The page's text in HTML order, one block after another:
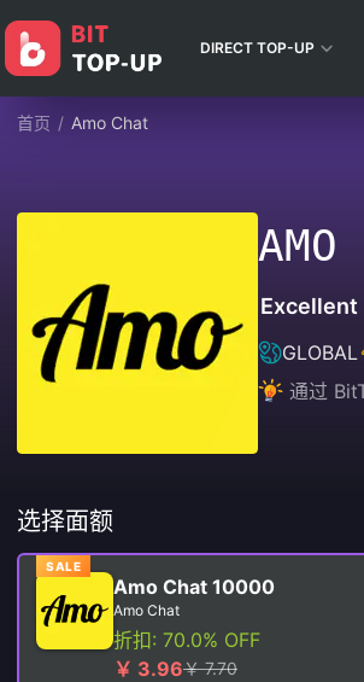
DIRECT TOP-UP
首页 / Amo Chat
AMO
Excellent
GLOBAL
通过
选择面额
SALE
Amo Chat 10000
Amo Chat
折扣: 70.0% OFF
￥ 3.96￥ 7.70